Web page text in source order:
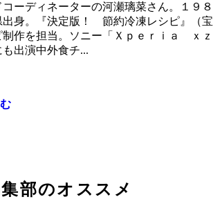
ーディネーターの河瀬璃菜さん。１９８
出身。『決定版！ 節約冷凍レシピ』（宝
制作を担当。ソニー「Ｘｐｅｒｉａ ｘｚ
出演中外食チ...
部のオススメ